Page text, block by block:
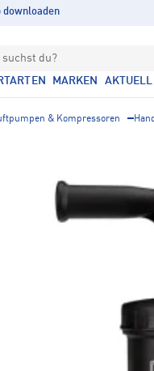
downloaden
suchst du?
MARKEN
& Kompressoren